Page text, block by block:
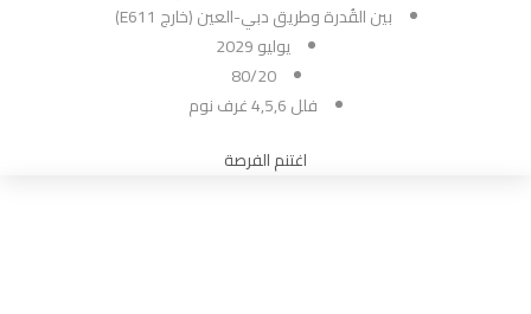
بين القُدرة وطريق دبي-العين (خارج E611)
يوليو 2029
80/20
فلل 4,5,6 غرف نوم
اغتنم الفرصة